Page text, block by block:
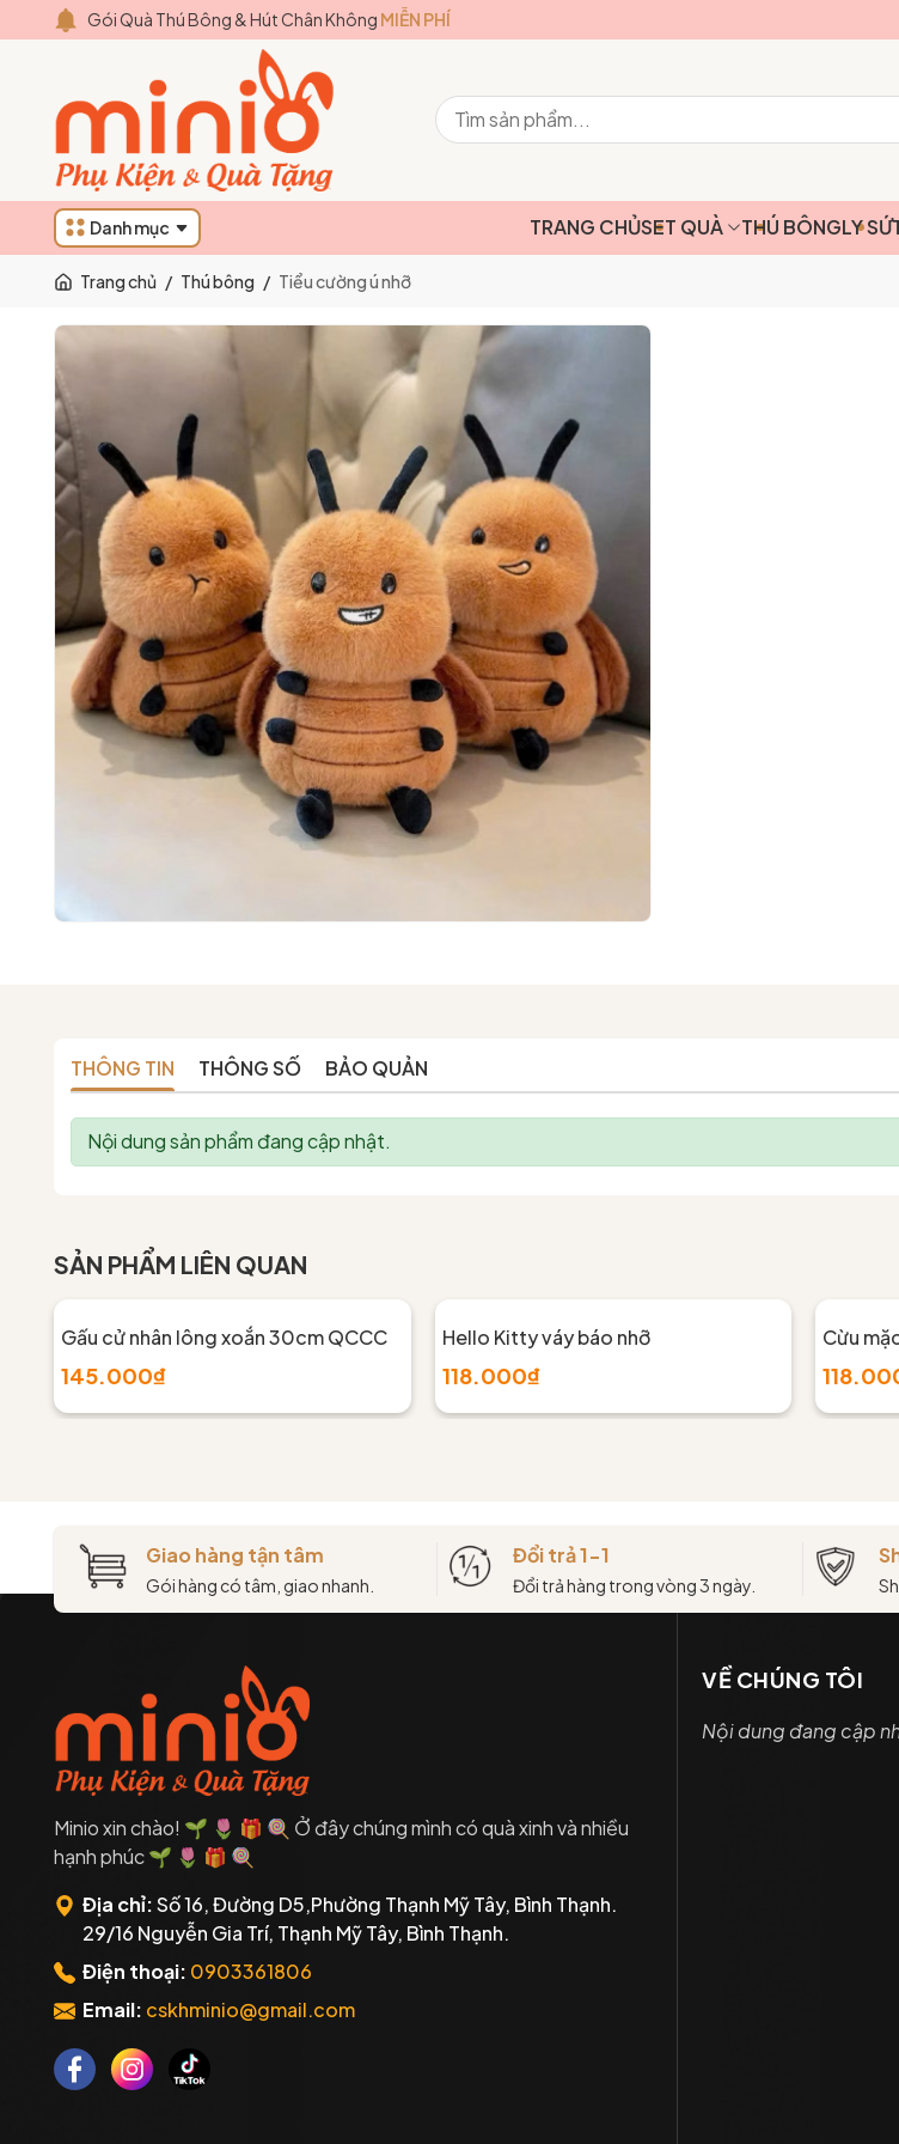
Gói Quà Thú Bông & Hút Chân Không MIỄN PHÍ
Danh mục TRANG CHỦSET QUÀ THÚ BÔNGLY SỨ
Trang chủ / Thú bông / Tiểu cường ú nhỡ
THÔNG TIN THÔNG SỐ BẢO QUẢN
Nội dung sản phẩm đang cập nhật.
SẢN PHẨM LIÊN QUAN
Gấu cử nhân lông xoắn 30cm QCCC
145.000₫
Hello Kitty váy báo nhỡ
118.000₫
Cừu
Giao hàng tận tâm
Gói hàng có tâm, giao nhanh.
Đổi trả 1-1
Đổi trả hàng trong vòng 3 ngày.
Minio xin chào! 🌱 🌷 🎁 🍭 Ở đây chúng mình có quà xinh và nhiều
hạnh phúc 🌱 🌷 🎁 🍭
Địa chỉ:Số 16, Đường D5,Phường Thạnh Mỹ Tây, Bình Thạnh.
29/16 Nguyễn Gia Trí, Thạnh Mỹ Tây, Bình Thạnh.
Điện thoại: 0903361806
Email: cskhminio@gmail.com
VỀ CHÚNG TÔI
Nội dung đang cập